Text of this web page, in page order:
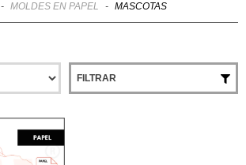
- MOLDES EN PAPEL - MASCOTAS
FILTRAR